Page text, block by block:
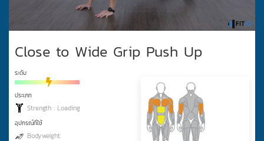
Close to Wide Grip Push Up
ระดับ
ประเภท
Strength : Loading
อุปกรณ์ที่ใช้
Bodyweight